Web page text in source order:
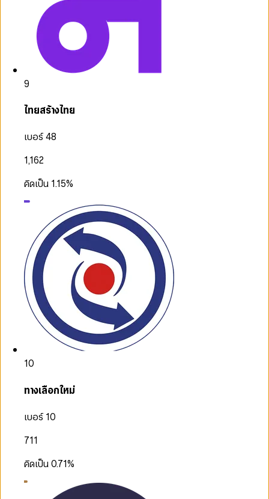
9
ไทยสร้างไทย
เบอร์ 48
1,162
คิดเป็น 1.15%
10
ทางเลือกใหม่
เบอร์ 10
711
คิดเป็น0.71%